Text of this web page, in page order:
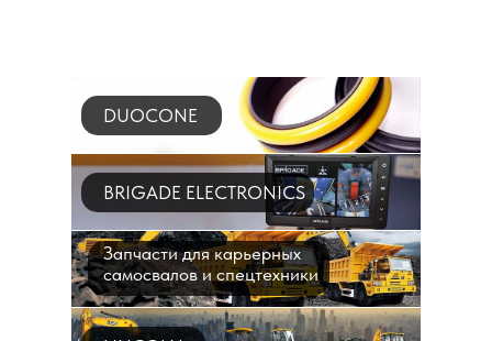
DUOCONE
BRIGADE ELECTRONICS
Запчасти для карьерных
самосвалов и спецтехники